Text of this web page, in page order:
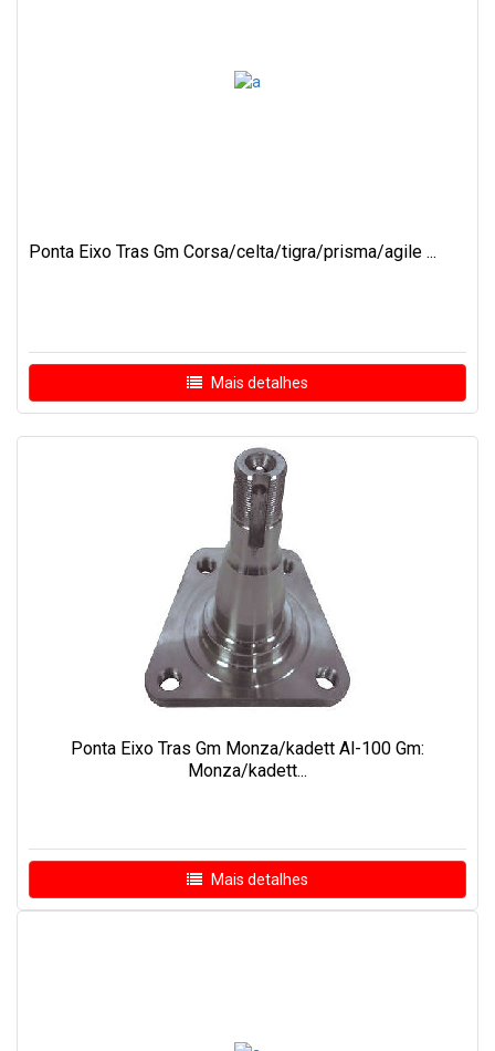
Ponta Eixo Tras Gm Corsa/celta/tigra/prisma/agile ...
Mais detalhes
Ponta Eixo Tras Gm Monza/kadett Al-100 Gm:
Monza/kadett...
Mais detalhes